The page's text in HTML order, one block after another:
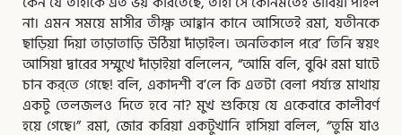
না। এমন সময়ে মাসীর তীক্ষ্ণ আহ্বান কানে আসিতেই রমা, যতীনকে
ছাড়িয়া দিয়া তাড়াতাড়ি উঠিয়া দাঁড়াইল। অনতিকাল পরে’ তিনি স্বয়ং
আসিয়া দ্বারের সম্মুখে দাঁড়াইয়া বলিলেন, “আমি বলি, বুঝি রমা ঘাটে
চান কর্‌তে গেছে! বলি, একাদশী ব’লে কি এতটা বেলা পর্য্যন্ত মাথায়
একটু তেলজলও দিতে হবে না? মুখ শুকিয়ে যে একেবারে কালীবর্ণ
হয়ে গেছে।” রমা, জোর করিয়া একটুখানি হাসিয়া বলিল, “তুমি যাও